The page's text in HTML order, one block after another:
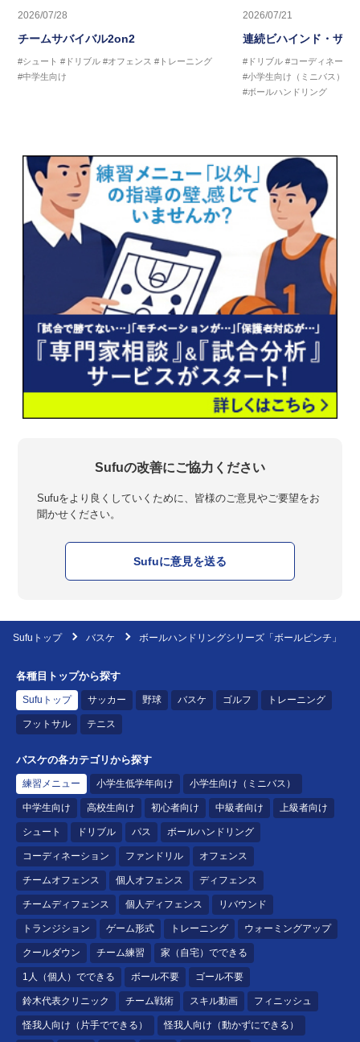
2026/07/28
チームサバイバル2on2
#シュート #ドリブル #オフェンス #トレーニング
#中学生向け
2026/07/21
連続ビハインド・ザ・
#ドリブル #コーディネーシ
#小学生向け（ミニバス）
#ボールハンドリング
Sufuの改善にご協力ください
Sufuをより良くしていくために、皆様のご意見やご要望をお
聞かせください。
Sufuに意見を送る
Sufuトップ バスケ ボールハンドリングシリーズ「ボールピンチ」
各種目トップから探す
Sufuトップ サッカー 野球 バスケ ゴルフ トレーニング
フットサル テニス
バスケの各カテゴリから探す
練習メニュー 小学生低学年向け 小学生向け（ミニバス）
中学生向け 高校生向け 初心者向け 中級者向け 上級者向け
シュート ドリブル パス ボールハンドリング
コーディネーション ファンドリル オフェンス
チームオフェンス 個人オフェンス ディフェンス
チームディフェンス 個人ディフェンス リバウンド
トランジション ゲーム形式 トレーニング ウォーミングアップ
クールダウン チーム練習 家（自宅）でできる
1人（個人）でできる ボール不要 ゴール不要
鈴木代表クリニック チーム戦術 スキル動画 フィニッシュ
怪我人向け（片手でできる） 怪我人向け（動かずにできる）